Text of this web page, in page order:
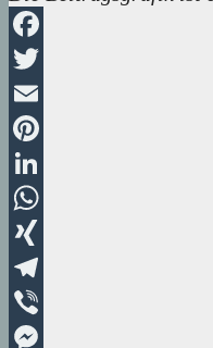
Facebook
Twitter
Email
Pinterest
LinkedIn
WhatsApp
XING
Telegram
Viber